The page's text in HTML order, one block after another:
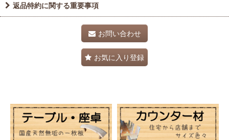
返品特約に関する重要事項
お問い合わせ
お気に入り登録